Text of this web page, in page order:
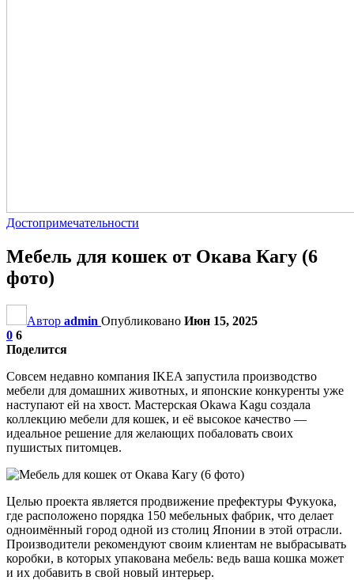
Достопримечательности
Мебель для кошек от Окава Кагу (6
фото)
Автор admin Опубликовано Июн 15, 2025
0 6
Поделится
Совсем недавно компания IKEA запустила производство
мебели для домашних животных, и японские конкуренты уже
наступают ей на хвост. Мастерская Okawa Kagu создала
коллекцию мебели для кошек, и её высокое качество —
идеальное решение для желающих побаловать своих
пушистых питомцев.
Целью проекта является продвижение префектуры Фукуока,
где расположено порядка 150 мебельных фабрик, что делает
одноимённый город одной из столиц Японии в этой отрасли.
Производители рекомендуют своим клиентам не выбрасывать
коробки, в которых упакована мебель: ведь ваша кошка может
и их добавить в свой новый интерьер.